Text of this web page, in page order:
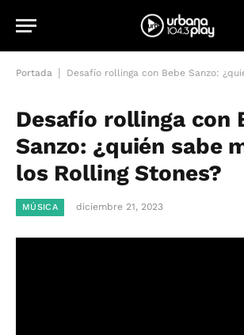
Portada Desafío rollinga con Bebe Sanzo: ¿quién sabe
Desafío rollinga con
Sanzo: ¿quién sabe
los Rolling Stones?
MÚSICA diciembre 21, 2023